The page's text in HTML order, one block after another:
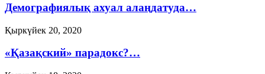
Демографиялық ахуал алаңдатуда…
Қыркүйек 20, 2020
«Қазақский» парадокс?…